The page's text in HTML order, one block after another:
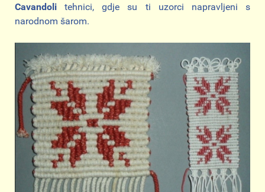
Cavandoli tehnici, gdje su ti uzorci napravljeni s
narodnom šarom.